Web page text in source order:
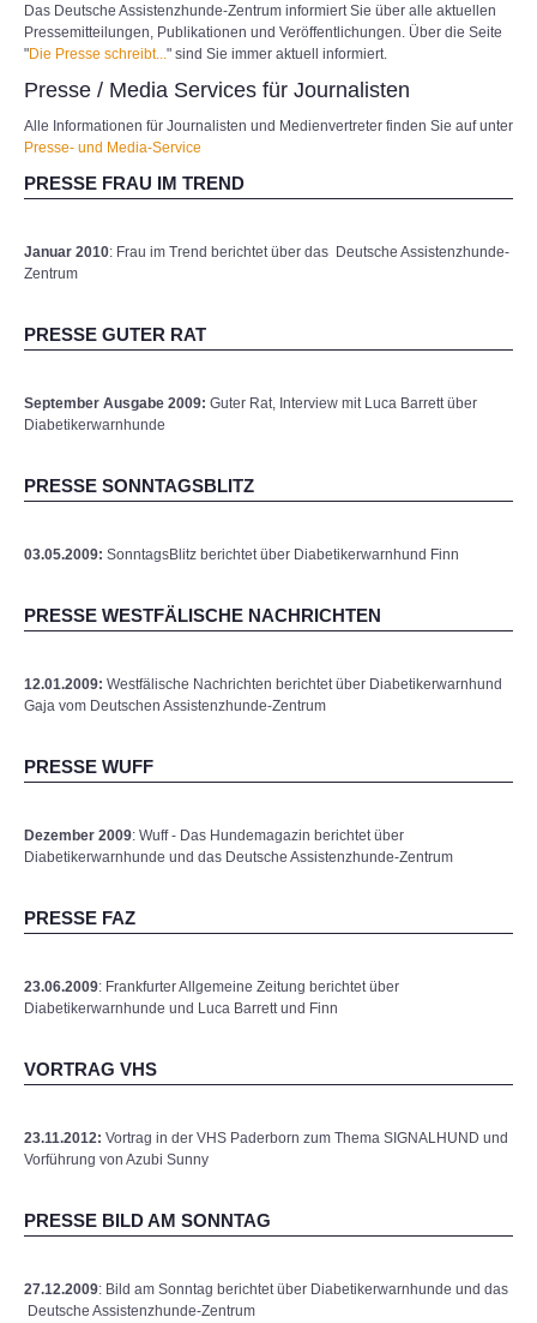
Das Deutsche Assistenzhunde-Zentrum informiert Sie über alle aktuellen
Pressemitteilungen, Publikationen und Veröffentlichungen. Über die Seite
"Die Presse schreibt..." sind Sie immer aktuell informiert.
Presse / Media Services für Journalisten
Alle Informationen für Journalisten und Medienvertreter finden Sie auf unter
Presse- und Media-Service
PRESSE FRAU IM TREND
Januar 2010: Frau im Trend berichtet über das Deutsche Assistenzhunde-
Zentrum
PRESSE GUTER RAT
September Ausgabe 2009: Guter Rat, Interview mit Luca Barrett über
Diabetikerwarnhunde
PRESSE SONNTAGSBLITZ
03.05.2009: SonntagsBlitz berichtet über Diabetikerwarnhund Finn
PRESSE WESTFÄLISCHE NACHRICHTEN
12.01.2009: Westfälische Nachrichten berichtet über Diabetikerwarnhund
Gaja vom Deutschen Assistenzhunde-Zentrum
PRESSE WUFF
Dezember 2009: Wuff - Das Hundemagazin berichtet über
Diabetikerwarnhunde und das Deutsche Assistenzhunde-Zentrum
PRESSE FAZ
23.06.2009: Frankfurter Allgemeine Zeitung berichtet über
Diabetikerwarnhunde und Luca Barrett und Finn
VORTRAG VHS
23.11.2012: Vortrag in der VHS Paderborn zum Thema SIGNALHUND und
Vorführung von Azubi Sunny
PRESSE BILD AM SONNTAG
27.12.2009: Bild am Sonntag berichtet über Diabetikerwarnhunde und das
Deutsche Assistenzhunde-Zentrum